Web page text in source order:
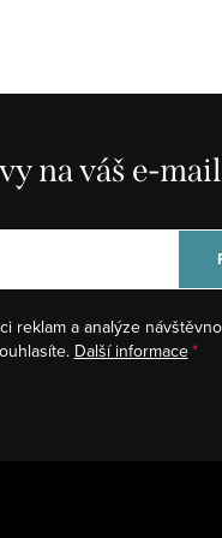
na váš e-mail
reklam a analýze
Další informace